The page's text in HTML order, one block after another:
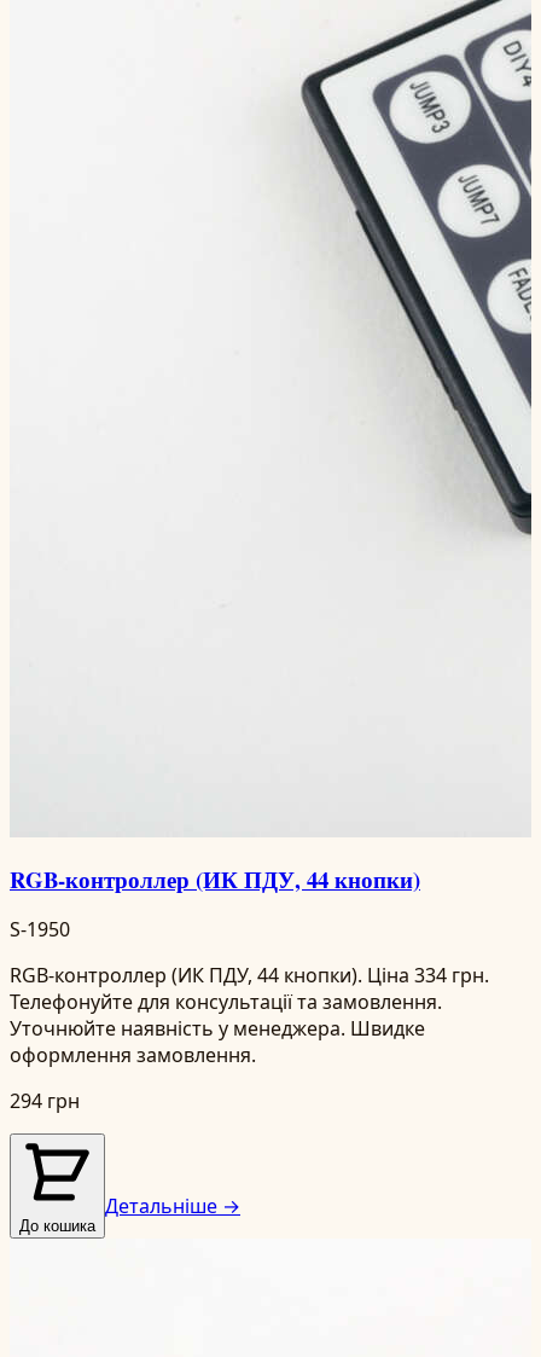
RGB-контроллер (ИК ПДУ, 44 кнопки)
S-1950
RGB-контроллер (ИК ПДУ, 44 кнопки). Ціна 334 грн.
Телефонуйте для консультації та замовлення.
Уточнюйте наявність у менеджера. Швидке
оформлення замовлення.
294 грн
До кошика
Детальніше →